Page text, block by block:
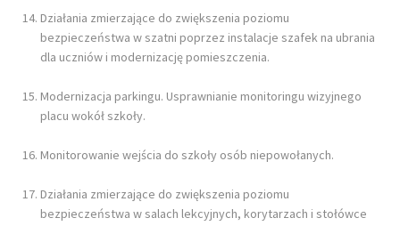
Działania zmierzające do zwiększenia poziomu
bezpieczeństwa w szatni poprzez instalacje szafek na ubrania
dla uczniów i modernizację pomieszczenia.
Modernizacja parkingu. Usprawnianie monitoringu wizyjnego
placu wokół szkoły.
Monitorowanie wejścia do szkoły osób niepowołanych.
Działania zmierzające do zwiększenia poziomu
bezpieczeństwa w salach lekcyjnych, korytarzach i stołówce